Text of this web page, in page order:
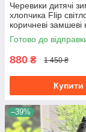
Черевики дитячі
хлопчика Flip
коричневі замшеві
7084
Готово до
880 ₴ 1 450 ₴
Купити
–39%